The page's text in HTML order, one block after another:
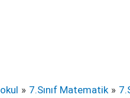
7.Sınıf Matematik